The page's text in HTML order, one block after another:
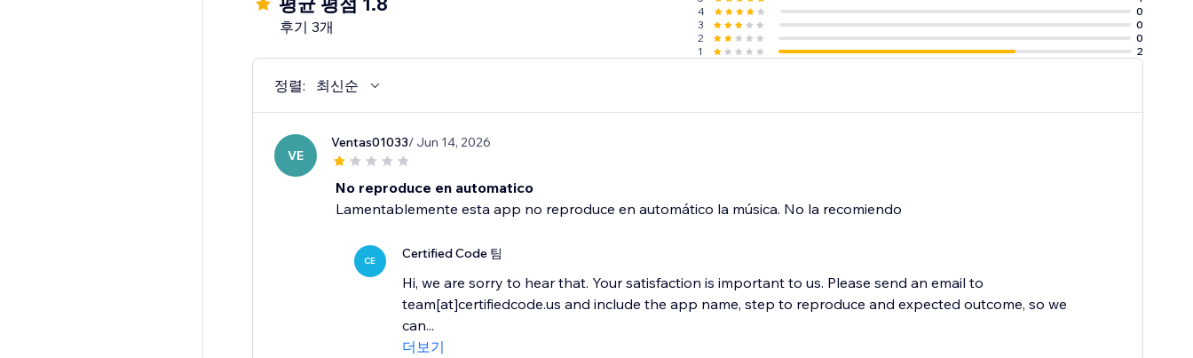
후기 3개
4
0
3
0
2
0
1
2
정렬: 최신순
VE
Ventas01033/ Jun 14, 2026
No reproduce en automatico
Lamentablemente esta app no reproduce en automático la música. No la recomiendo
CE Certified Code 팀
Hi, we are sorry to hear that. Your satisfaction is important to us. Please send an email to
team[at]certifiedcode.us and include the app name, step to reproduce and expected outcome, so we
can...
더보기